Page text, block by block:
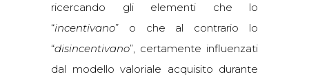
ricercando gli elementi che lo
“incentivano” o che al contrario lo
“disincentivano”, certamente influenzati
dal modello valoriale acquisito durante